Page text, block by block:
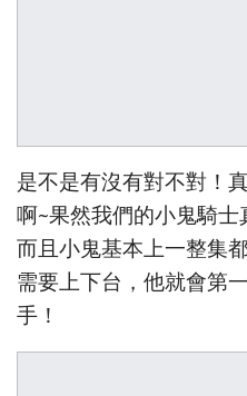
是不是有沒有對不對！
啊~果然我們的小鬼騎
而且小鬼基本上一整集
需要上下台，他就會第
手！